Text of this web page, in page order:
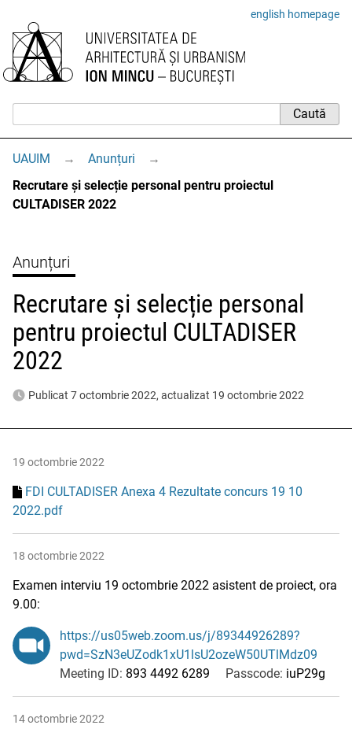
english homepage
UAUIM → Anunțuri
→
Recrutare și selecție personal pentru proiectul
CULTADISER 2022
Anunțuri
Recrutare și selecție personal
pentru proiectul CULTADISER
2022
Publicat 7 octombrie 2022, actualizat 19 octombrie 2022
19 octombrie 2022
FDI CULTADISER Anexa 4 Rezultate concurs 19 10
2022.pdf
18 octombrie 2022
Examen interviu 19 octombrie 2022 asistent de proiect, ora
9.00:
https://us05web.zoom.us/j/89344926289?
pwd=SzN3eUZodk1xU1lsU2ozeW50UTlMdz09
Meeting ID: 893 4492 6289 Passcode: iuP29g
14 octombrie 2022